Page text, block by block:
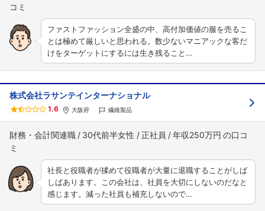
ファストファッション全盛の中、高付加価値の服を売るこ
とは極めて厳しいと思われる。数少ないマニアックな客だ
けをターゲットにするには生き残ること…
株式会社ラサンテインターナショナル
1.6 大阪府 繊維製品
財務・会計関連職 30代前半女性 正社員 年収250万円
社長と役職者が揉めて役職者が大量に退職することがしば
しばあります。この会社は、社員を大切にしないのだなと
感じます。減った社員も補充しないので…